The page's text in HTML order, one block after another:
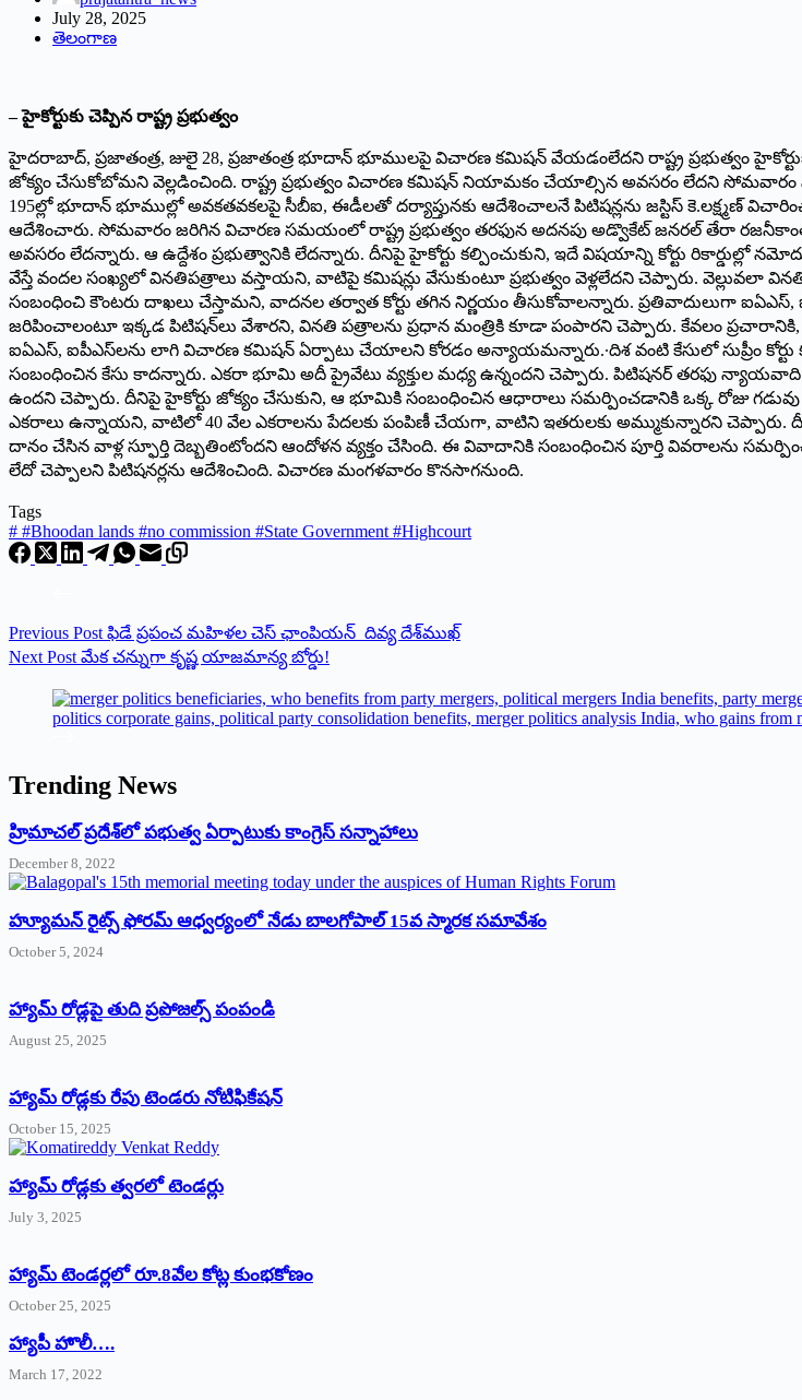
July 28, 2025
తెలంగాణ
– హైకోర్టుకు చెప్పిన రాష్ట్ర ప్రభుత్వం
హైదరాబాద్, ప్రజాతంత్ర, జులై 28, ప్రజాతంత్ర భూదాన్‌ భూములపై విచారణ కమిషన్‌ వేయడంలేదని రాష్ట్ర ప్రభుత్వం
జోక్యం చేసుకోబోమని వెల్లడించింది. రాష్ట్ర ప్రభుత్వం విచారణ కమిషన్‌ నియామకం చేయాల్సిన అవసరం లేదని సోమవారం
195ల్లో భూదాన్‌ భూముల్లో అవకతవకలపై సీబీఐ, ఈడీలతో దర్యాప్తునకు ఆదేశించాలనే పిటిషన్లను జస్టిస్‌
ఆదేశించారు. సోమవారం జరిగిన విచారణ సమయంలో రాష్ట్ర ప్రభుత్వం తరఫున అదనపు అడ్వొకేట్‌ జనరల్‌ తేరా
అవసరం లేదన్నారు. ఆ ఉద్దేశం ప్రభుత్వానికి లేదన్నారు. దీనిపై హైకోర్టు కల్పించుకుని, ఇదే విషయాన్ని కోర్టు
వేస్తే వందల సంఖ్యలో వినతిపత్రాలు వస్తాయని, వాటిపై కమిషన్లు వేసుకుంటూ ప్రభుత్వం వెళ్లలేదని చెప్పారు.
సంబంధించి కౌంటరు దాఖలు చేస్తామని, వాదనల తర్వాత కోర్టు తగిన నిర్ణయం తీసుకోవాలన్నారు. ప్రతివాదులుగా
జరిపించాలంటూ ఇక్కడ పిటిషన్‌లు వేశారని, వినతి పత్రాలను ప్రధాన మంత్రికి కూడా పంపారని చెప్పారు. కేవలం
ఐఏఎస్, ఐపీఎస్‌లను లాగి విచారణ కమిషన్‌ ఏర్పాటు చేయాలని కోరడం అన్యాయమన్నారు.∙దిశ వంటి కేసులో సుప్రీం
సంబంధించిన కేసు కాదన్నారు. ఎకరా భూమి అదీ ప్రైవేటు వ్యక్తుల మధ్య ఉన్నందని చెప్పారు. పిటిషనర్‌ తరఫు
ఉందని చెప్పారు. దీనిపై హైకోర్టు జోక్యం చేసుకుని, ఆ భూమికి సంబంధించిన ఆధారాలు సమర్పించడానికి ఒక్క రోజు గడువు
ఎకరాలు ఉన్నాయని, వాటిలో 40 వేల ఎకరాలను పేదలకు పంపిణీ చేయగా, వాటిని ఇతరులకు అమ్ముకున్నారని చెప్పారు.
దానం చేసిన వాళ్ల స్ఫూర్తి దెబ్బతింటోందని ఆందోళన వ్యక్తం చేసింది. ఈ వివాదానికి సంబంధించిన పూర్తి వివరాలను
లేదో చెప్పాలని పిటిషనర్లను ఆదేశించింది. విచారణ మంగళవారం కొనసాగనుంది.
Tags
# #Bhoodan lands #no commission #State Government #Highcourt
Previous Post ‌ఫిడే ప్రపంచ మహిళల చెస్‌ ‌ఛాంపియన్‌ దివ్య దేశ్‌ముఖ్‌
Next Post మేక చన్నుగా కృష్ణ యాజమాన్య బోర్డు!
Trending News
‌హ్రిమాచల్‌ ‌ప్రదేశ్‌లో పభుత్వ ఏర్పాటుకు కాంగ్రెస్‌ ‌సన్నాహాలు
December 8, 2022
హ్యూమన్‌ రైట్స్‌ ఫోరమ్‌ ఆధ్వర్యంలో నేడు బాలగోపాల్‌ 15వ స్మారక సమావేశం
October 5, 2024
హ్యామ్‌ రోడ్లపై తుది ప్రపోజల్స్‌ పంపండి
August 25, 2025
హ్యామ్‌ రోడ్లకు రేపు టెండరు నోటిఫికేషన్‌
October 15, 2025
హ్యామ్‌ రోడ్లకు త్వరలో టెండర్లు
July 3, 2025
హ్యామ్‌ ‌టెండర్లలో రూ.8వేల కోట్ల కుంభకోణం
October 25, 2025
హ్యాపీ హొలీ….
March 17, 2022